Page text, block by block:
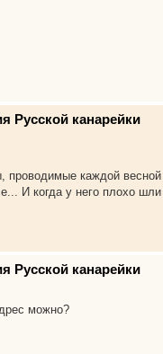
Русской канарейки
проводимые каждой
И когда у него плохо
Русской канарейки
можно?